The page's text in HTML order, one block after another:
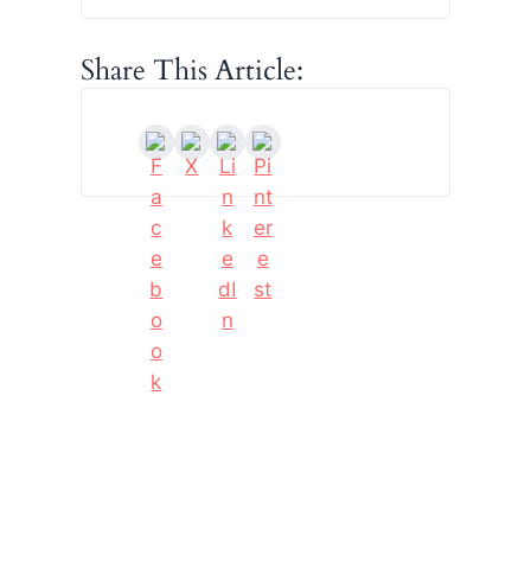
Share This Article: